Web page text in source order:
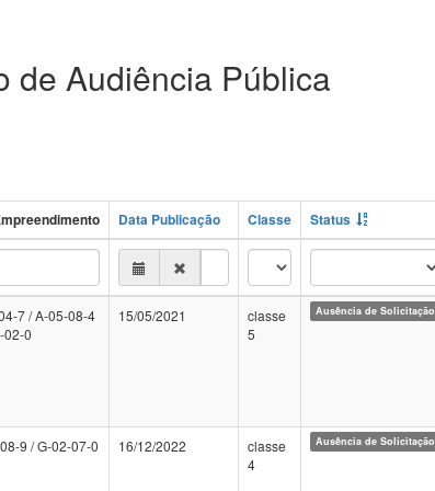
de Audiência Pública
Data Publicação Classe Status
7 / A-05-08-4
02-0
15/05/2021
classe
5
Ausência de Solicitação
9 / G-02-07-0
16/12/2022
classe
4
Ausência de Solicitação